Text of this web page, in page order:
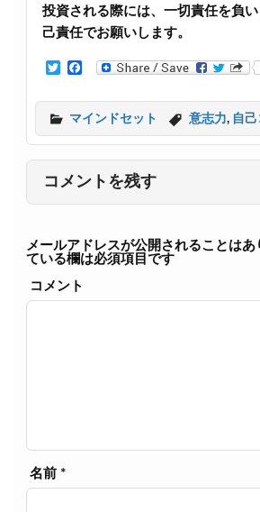
投資される際には、一切責任を負
己責任でお願いします。
t
e
e
b
o
マインドセット 意志力, 自
コメントを残す
メールアドレスが公開されることはあ
ている欄は必須項目です
コメント
名前 *